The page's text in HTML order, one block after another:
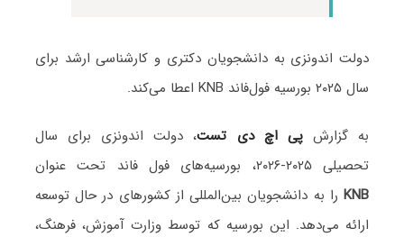
دولت اندونزی به دانشجویان دکتری و کارشناسی ارشد برای
سال ۲۰۲۵ بورسیه فول‌فاند KNB اعطا می‌کند.
به گزارشپی اچ دی تست، دولت اندونزی برای سال
تحصیلی ۲۰۲۵-۲۰۲۶، بورسیه‌های فول فاند تحت عنوان
KNBرا به دانشجویان بین‌المللی از کشورهای در حال توسعه
ارائه می‌دهد. این بورسیه که توسط وزارت آموزش، فرهنگ،